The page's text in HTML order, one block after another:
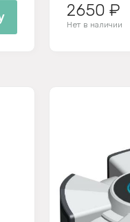
2650 ₽
Нет в наличии